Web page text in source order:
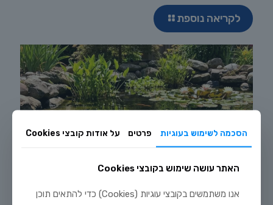
לקריאה נוספת
הסכמה לשימוש בעוגיות פרטים על אודות קובצי Cookies
האתר עושה שימוש בקובצי Cookies
אנו משתמשים בקובצי עוגיות (Cookies) כדי להתאים תוכן